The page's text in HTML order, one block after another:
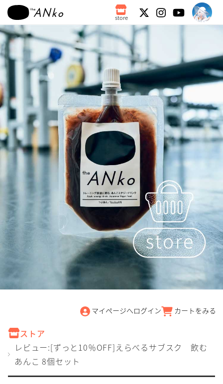
store
マイページへログイン カートをみる
ストア
レビュー:[ずっと10％OFF]えらべるサブスク 飲む
あんこ 8個セット